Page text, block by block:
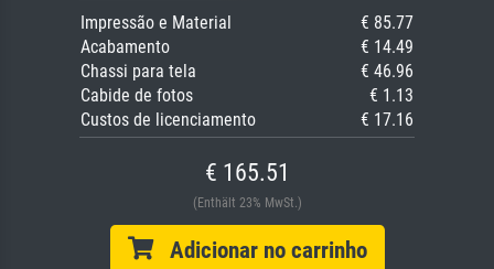
Impressão e Material
€ 85.77
Acabamento
€ 14.49
Chassi para tela
€ 46.96
Cabide de fotos
€ 1.13
Custos de licenciamento
€ 17.16
€ 165.51
(Enthält 23% MwSt.)
Adicionar no carrinho